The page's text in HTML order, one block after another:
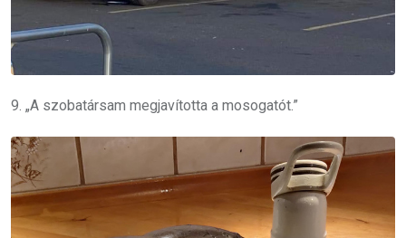
9. „A szobatársam megjavította a mosogatót.”